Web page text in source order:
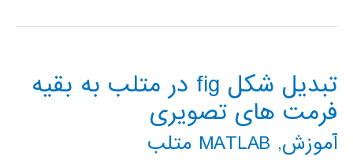
Arduino
تبدیل شکل fig در متلب به بقیه
فرمت های تصویری
آموزش, MATLAB متلب